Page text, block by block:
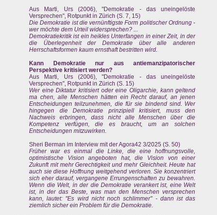
Aus Marti, Urs (2006), "Demokratie - das uneingelöste
Versprechen", Rotpunkt in Zürich (S. 7, 15)
Die Demokratie ist die vernünftigste Form politischer Ordnung -
wer möchte dem Urteil widersprechen? ...
Demokratiekritik ist ein heikles Unterfangen in einer Zeit, in der
die Überlegenheit der Demokratie über alle anderen
Herrschaftsformen kaum ernsthaft bestritten wird.
Kann Demokratie nur aus antiemanzipatorischer
Perspektive kritisiert werden?
Aus Marti, Urs (2006), "Demokratie - das uneingelöste
Versprechen", Rotpunkt in Zürich (S. 15)
Wer eine Diktatur kritisiert oder eine Oligarchie, kann geltend
ma chen, alle Menschen hätten ein Recht darauf, an jenen
Entscheidungen teilzunehmen, die für sie bindend sind. Wer
hingegen die Demokratie prinzipiell kritisiert, muss den
Nachweis erbringen, dass nicht alle Menschen über die
Kompetenz verfügen, die es braucht, um an solchen
Entscheidungen mitzuwirken.
Sheri Berman im Interview mit der Agora42 3/2025 (S. 50)
Früher war es einmal die Linke, die eine hoffnungsvolle,
optimistische Vision angeboten hat, die Vision von einer
Zukunft mit mehr Gerechtigkeit und mehr Gleichheit. Heute hat
auch sie diese Hoffnung weitgehend verloren. Sie konzentriert
sich eher darauf, vergangene Errungenschaften zu bewahren.
Wenn die Welt, in der die Demokratie verankert ist, eine Welt
ist, in der das Beste, was man den Menschen versprechen
kann, lautet: "Es wird nicht noch schlimmer" - dann ist das
ziemlich sicher ein Problem für die Demokratie.